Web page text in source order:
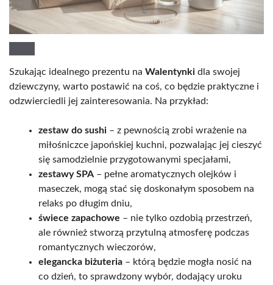
Szukając idealnego prezentu na Walentynki dla swojej
dziewczyny, warto postawić na coś, co będzie praktyczne i
odzwierciedli jej zainteresowania. Na przykład:
zestaw do sushi – z pewnością zrobi wrażenie na
miłośniczce japońskiej kuchni, pozwalając jej cieszyć
się samodzielnie przygotowanymi specjałami,
zestawy SPA – pełne aromatycznych olejków i
maseczek, mogą stać się doskonałym sposobem na
relaks po długim dniu,
świece zapachowe – nie tylko ozdobią przestrzeń,
ale również stworzą przytulną atmosferę podczas
romantycznych wieczorów,
elegancka biżuteria – którą będzie mogła nosić na
co dzień, to sprawdzony wybór, dodający uroku